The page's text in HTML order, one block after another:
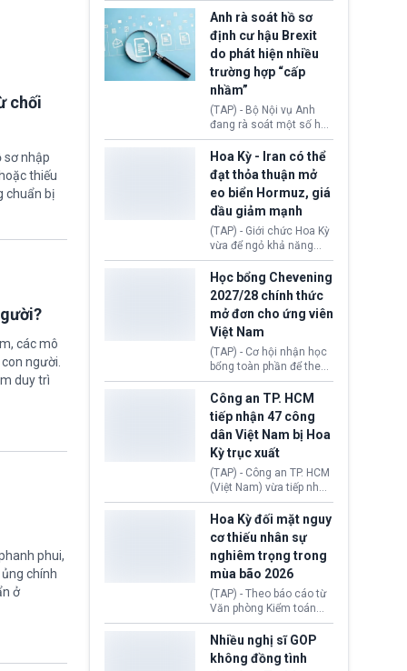
chối
sơ nhập
thiếu
chuẩn bị
các mô
người.
duy trì
phui,
chính
ở
da Silva đang leo thang
gay gắt.
Zealand đang mở ra
thêm cơ hội cho nhiều
người muốn định cư. Từ
nay, người mắc viêm
gan B hoặc viêm gan C
sẽ không còn bị mặc
định không đáp ứng tiêu
chuẩn sức khỏe chỉ vì
chi phí điều trị khi nộp hồ
Anh rà soát hồ sơ
định cư hậu Brexit
do phát hiện nhiều
trường hợp “cấp
nhầm”
(TAP) - Bộ Nội vụ Anh
đang rà soát một số hồ
sơ thuộc Chương trình
Định cư EU (EU
Settlement Scheme -
EUSS) sau khi xác định
có trường hợp được cấp
quy chế cư trú hậu
Brexit “do nhầm lẫn”.
Động thái này làm dấy
lên lo ngại về việc thực
thi Thỏa thuận Rút khỏi
Liên minh châu Âu
(Withdrawal
Agreement).
Hoa Kỳ - Iran có thể
đạt thỏa thuận mở
eo biển Hormuz, giá
dầu giảm mạnh
(TAP) - Giới chức Hoa Kỳ
vừa để ngỏ khả năng
sớm đạt thỏa thuận với
Iran nhằm mở lại eo biển
Hormuz, mở đường cho
việc khôi phục hoạt
động hàng hải. Những
tín hiệu ngoại giao tích
cực này lập tức tác động
đến thị trường năng
lượng, kéo giá dầu thế
giới lùi sâu xuống dưới
mức 80 USD/thùng.
Học bổng Chevening
2027/28 chính thức
mở đơn cho ứng viên
Việt Nam
(TAP) - Cơ hội nhận học
bổng toàn phần để theo
học chương trình thạc sĩ
tại Vương quốc Anh đã
chính thức quay trở lại.
Học bổng Chevening
2027/28 của Chính phủ
Anh vừa mở cổng ứng
tuyển dành riêng ứng
viên Việt Nam, hỗ trợ
toàn bộ chi phí học tập
cùng nhiều quyền lợi
trong suốt một năm
học.
Công an TP. HCM
tiếp nhận 47 công
dân Việt Nam bị Hoa
Kỳ trục xuất
(TAP) - Công an TP. HCM
(Việt Nam) vừa tiếp nhận
47 công dân Việt Nam bị
Hoa Kỳ trục xuất về
nước. Đây là đợt có số
lượng lớn nhất từ đầu
năm 2026 đến nay, phản
ánh xu hướng gia tăng
các trường hợp trục
xuất.
Hoa Kỳ đối mặt nguy
cơ thiếu nhân sự
nghiêm trọng trong
mùa bão 2026
(TAP) - Theo báo cáo từ
Văn phòng Kiểm toán
Chính phủ (GAO), Cơ
quan Quản lý Khẩn cấp
Liên bang (FEMA) thuộc
Bộ An ninh Nội địa Hoa
Nhiều nghị sĩ GOP
không đồng tình